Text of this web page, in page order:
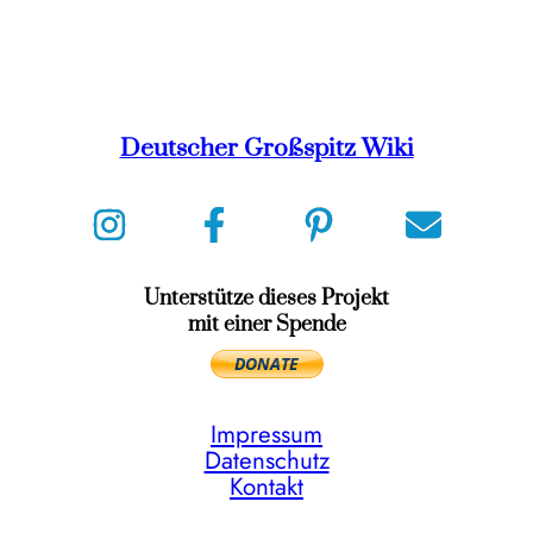
Deutscher Großspitz Wiki
Unterstütze dieses Projekt
mit einer Spende
Impressum
Datenschutz
Kontakt